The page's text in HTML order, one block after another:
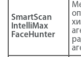
SmartScan
IntelliMax
FaceHunter